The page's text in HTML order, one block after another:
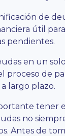
de
útil
pendientes.
en un
proceso de
largo plazo.
tener
no
Antes de